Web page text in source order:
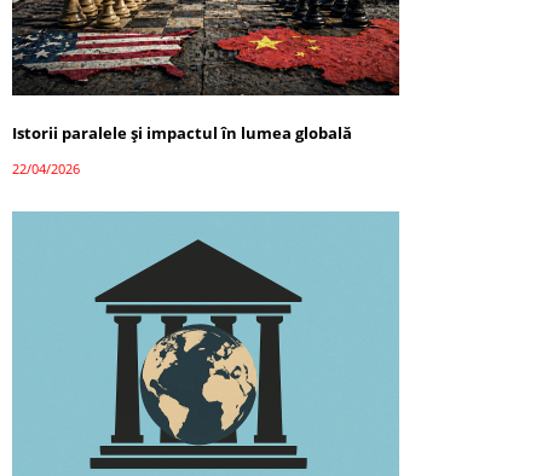
Istorii paralele și impactul în lumea globală
22/04/2026